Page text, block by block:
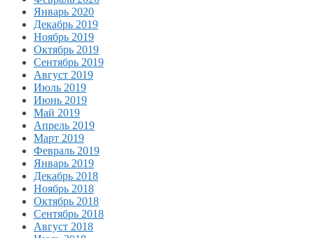
Январь 2020
Декабрь 2019
Ноябрь 2019
Октябрь 2019
Сентябрь 2019
Август 2019
Июль 2019
Июнь 2019
Май 2019
Апрель 2019
Март 2019
Февраль 2019
Январь 2019
Декабрь 2018
Ноябрь 2018
Октябрь 2018
Сентябрь 2018
Август 2018